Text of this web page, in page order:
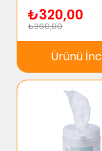
₺320,00
₺360,00
Ürünü